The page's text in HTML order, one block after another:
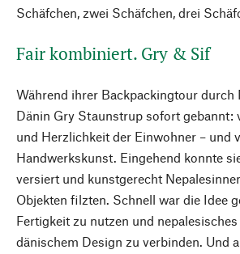
Schäfchen, zwei Schäfchen, drei
Fair kombiniert. Gry & Sif
Während ihrer Backpackingtour durch
Dänin Gry Staunstrup sofort gebannt:
und Herzlichkeit der Einwohner – und
Handwerkskunst. Eingehend konnte
versiert und kunstgerecht
Objekten filzten. Schnell war die Idee
Fertigkeit zu nutzen und
dänischem Design zu verbinden. Und